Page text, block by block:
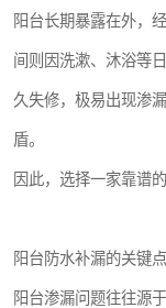
阳台长期暴露在外，
间则因洗漱、沐浴等
久失修，极易出现渗
盾。
因此，选择一家靠谱
阳台防水补漏的关键点
阳台渗漏问题往往源